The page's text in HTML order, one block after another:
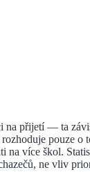
na přijetí — ta
pouze o
na více škol.
ne vliv